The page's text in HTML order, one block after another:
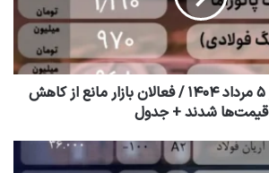
قیمت خودرو امروز ۵ مرداد ۱۴۰۴ / فعالان بازار مانع از کاهش
قیمت‌ها شدند + جدول